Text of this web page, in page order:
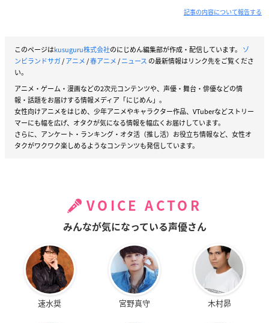
記事の内容について報告する
このページはkusuguru株式会社のにじめん編集部が作成・配信しています。 ゾ
ンビランドサガ/アニメ/春アニメ/ニュース の最新情報はリンク先をご覧くださ
い。
アニメ・ゲーム・漫画などの2次元コンテンツや、声優・舞台・俳優などの情
報・話題をお届けする情報メディア「にじめん」。
女性向けアニメをはじめ、少年アニメやキャラクター作品、VTuberなどストリー
マーにも幅を広げ、オタクが気になる情報を幅広くお届けしています。
さらに、アンケート・ランキング・オタ活（推し活）お役立ち情報など、女性オ
タクがワクワク楽しめるようなコンテンツも発信しています。
VOICE ACTOR
みんなが気になっている声優さん
速水奨 宮野真守 木村昴